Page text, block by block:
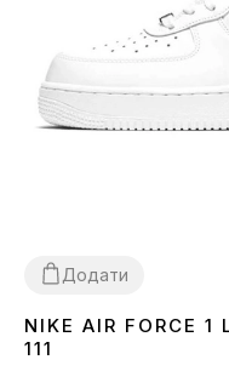
Додати
3637 38 39 40414243 44
NIKE AIR FORCE
111